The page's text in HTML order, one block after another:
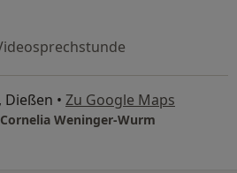
Dießen • Zu Google Maps
Weninger-Wurm